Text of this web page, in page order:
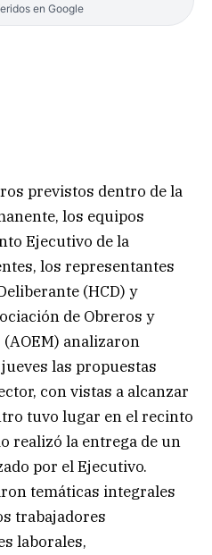
en Google
previstos dentro de la
los equipos
Ejecutivo de la
los representantes
(HCD) y
de Obreros y
analizaron
las propuestas
con vistas a alcanzar
tuvo lugar en el recinto
realizó la entrega de un
por el Ejecutivo.
temáticas integrales
trabajadores
laborales,